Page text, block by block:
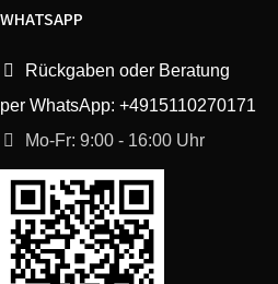
Bosch WTW875E27/04
Bosch WTW87591NL/09
Bosch WTW85590BY/03
WHATSAPP
Rückgaben oder Beratung
per WhatsApp: +4915110270171
Mo-Fr: 9:00 - 16:00 Uhr